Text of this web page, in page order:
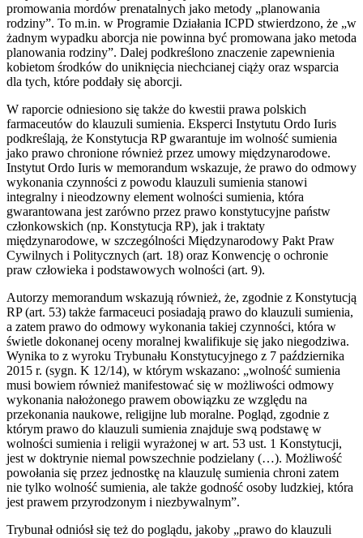
promowania mordów prenatalnych jako metody „planowania
rodziny”. To m.in. w Programie Działania ICPD stwierdzono, że „w
żadnym wypadku aborcja nie powinna być promowana jako metoda
planowania rodziny”. Dalej podkreślono znaczenie zapewnienia
kobietom środków do uniknięcia niechcianej ciąży oraz wsparcia
dla tych, które poddały się aborcji.
W raporcie odniesiono się także do kwestii prawa polskich
farmaceutów do klauzuli sumienia. Eksperci Instytutu Ordo Iuris
podkreślają, że Konstytucja RP gwarantuje im wolność sumienia
jako prawo chronione również przez umowy międzynarodowe.
Instytut Ordo Iuris w memorandum wskazuje, że prawo do odmowy
wykonania czynności z powodu klauzuli sumienia stanowi
integralny i nieodzowny element wolności sumienia, która
gwarantowana jest zarówno przez prawo konstytucyjne państw
członkowskich (np. Konstytucja RP), jak i traktaty
międzynarodowe, w szczególności Międzynarodowy Pakt Praw
Cywilnych i Politycznych (art. 18) oraz Konwencję o ochronie
praw człowieka i podstawowych wolności (art. 9).
Autorzy memorandum wskazują również, że, zgodnie z Konstytucją
RP (art. 53) także farmaceuci posiadają prawo do klauzuli sumienia,
a zatem prawo do odmowy wykonania takiej czynności, która w
świetle dokonanej oceny moralnej kwalifikuje się jako niegodziwa.
Wynika to z wyroku Trybunału Konstytucyjnego z 7 października
2015 r. (sygn. K 12/14), w którym wskazano: „wolność sumienia
musi bowiem również manifestować się w możliwości odmowy
wykonania nałożonego prawem obowiązku ze względu na
przekonania naukowe, religijne lub moralne. Pogląd, zgodnie z
którym prawo do klauzuli sumienia znajduje swą podstawę w
wolności sumienia i religii wyrażonej w art. 53 ust. 1 Konstytucji,
jest w doktrynie niemal powszechnie podzielany (…). Możliwość
powołania się przez jednostkę na klauzulę sumienia chroni zatem
nie tylko wolność sumienia, ale także godność osoby ludzkiej, która
jest prawem przyrodzonym i niezbywalnym”.
Trybunał odniósł się też do poglądu, jakoby „prawo do klauzuli